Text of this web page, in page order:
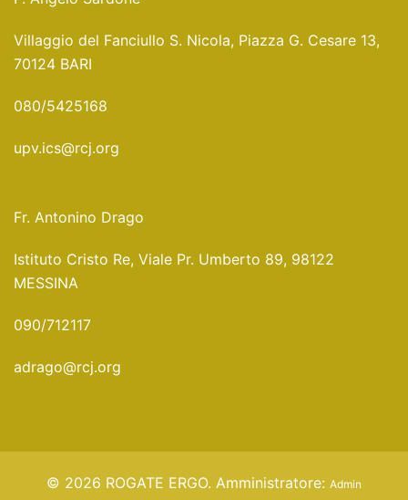
Villaggio del Fanciullo S. Nicola, Piazza G. Cesare 13,
70124 BARI
080/5425168
upv.ics@rcj.org
Fr. Antonino Drago
Istituto Cristo Re, Viale Pr. Umberto 89, 98122
MESSINA
090/712117
adrago@rcj.org
© 2026 ROGATE ERGO. Amministratore: Admin